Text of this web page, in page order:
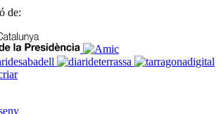
de: